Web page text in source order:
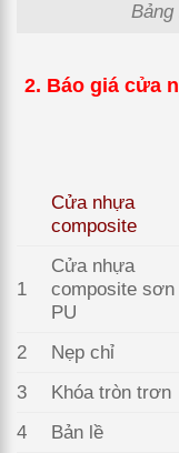
Bảng
2. Báo giá cửa
Cửa nhựa
composite
1
Cửa nhựa
composite sơn
PU
2 Nẹp chỉ
3
Khóa tròn trơn
4
Bản lề